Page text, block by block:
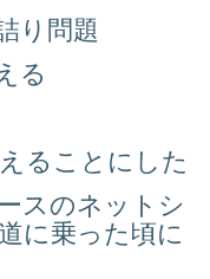
り問題
る
ることにした
スのネットシ
に乗った頃に